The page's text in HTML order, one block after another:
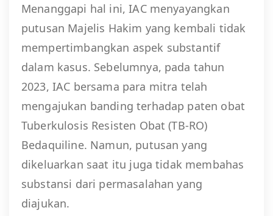
Menanggapi hal ini, IAC menyayangkan
putusan Majelis Hakim yang kembali tidak
mempertimbangkan aspek substantif
dalam kasus. Sebelumnya, pada tahun
2023, IAC bersama para mitra telah
mengajukan banding terhadap paten obat
Tuberkulosis Resisten Obat (TB-RO)
Bedaquiline. Namun, putusan yang
dikeluarkan saat itu juga tidak membahas
substansi dari permasalahan yang
diajukan.